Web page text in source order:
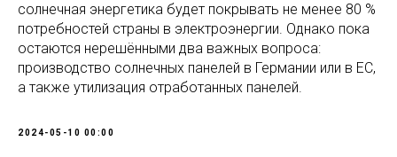
солнечная энергетика будет покрывать не менее 80 %
потребностей страны в электроэнергии. Однако пока
остаются нерешёнными два важных вопроса:
производство солнечных панелей в Германии или в ЕС,
а также утилизация отработанных панелей.
2024-05-10 00:00